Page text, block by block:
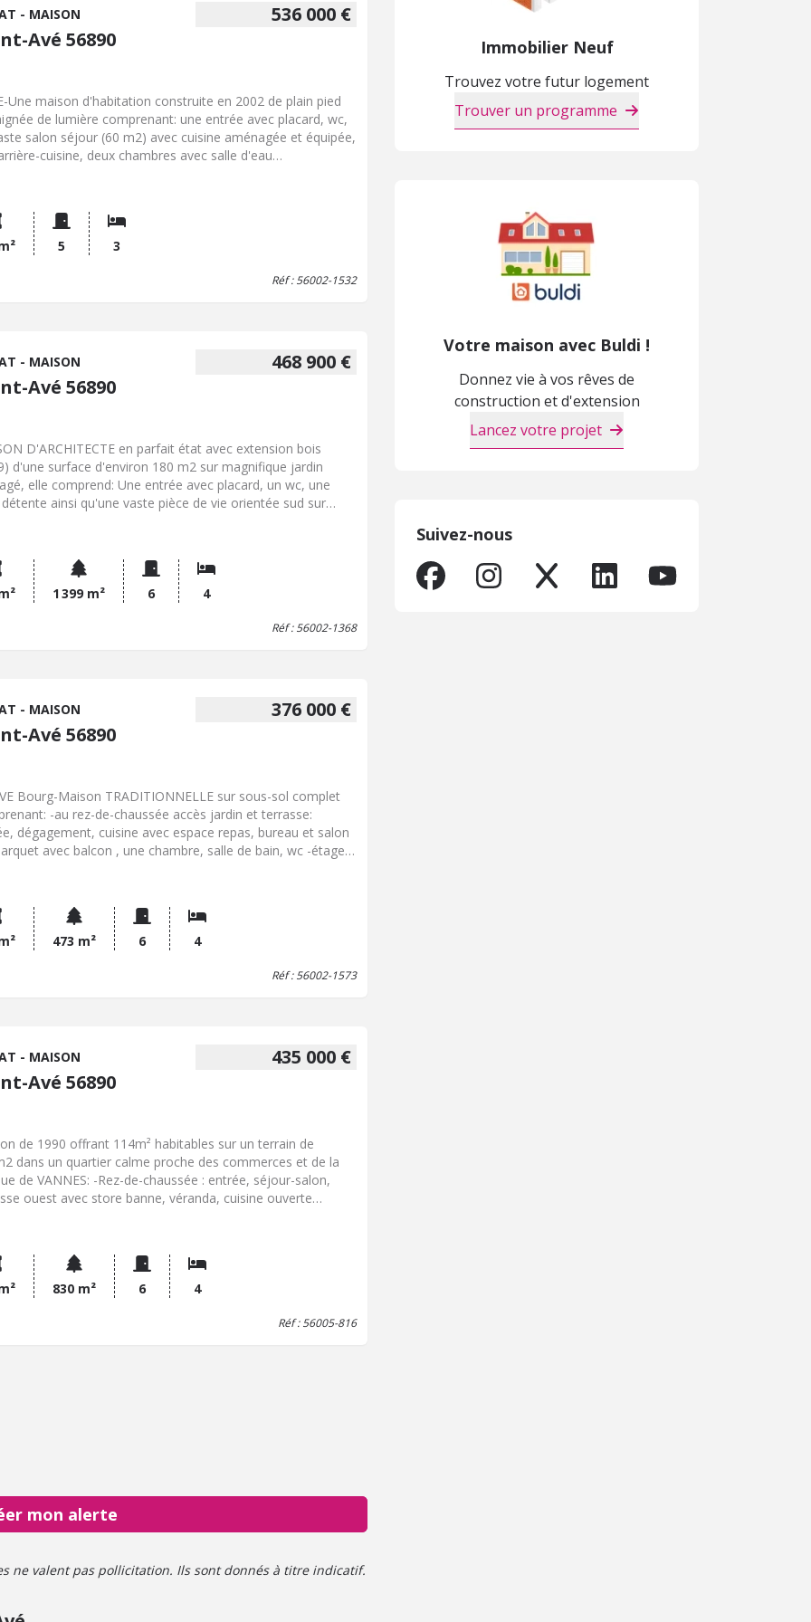
536 000 €
- MAISON
Avé 56890
Une maison d'habitation construite en 2002 de plain pied
de lumière comprenant: une entrée avec placard, wc,
salon séjour (60 m2) avec cuisine aménagée et équipée,
cuisine, deux chambres avec salle d'eau
paysagé ENVIRONNEMENT CALME ET VERDOYANT
5 3
Réf : 56002-1532
468 900 €
- MAISON
Avé 56890
D'ARCHITECTE en parfait état avec extension bois
d'une surface d'environ 180 m2 sur magnifique jardin
elle comprend: Une entrée avec placard, un wc, une
détente ainsi qu'une vaste pièce de vie orientée sud sur
,wc, vaste pièce détente et chambre En annexe: Garage et
Assainissement raccordé au tout-à-l'égoût COUP DE
1 399 m² 6 4
Réf : 56002-1368
376 000 €
- MAISON
Avé 56890
Bourg-Maison TRADITIONNELLE sur sous-sol complet
-au rez-de-chaussée accès jardin et terrasse:
dégagement, cuisine avec espace repas, bureau et salon
avec balcon , une chambre, salle de bain, wc -étage:
ET ECOLES A PIEDS
473 m² 6 4
Réf : 56002-1573
435 000 €
- MAISON
Avé 56890
de 1990 offrant 114m² habitables sur un terrain de
dans un quartier calme proche des commerces et de la
de VANNES: -Rez-de-chaussée : entrée, séjour-salon,
ouest avec store banne, véranda, cuisine ouverte
trois chambres, salle de bains, lingerie, wc. Préau attenant.
830 m² 6 4
Réf : 56005-816
mon alerte
ne valent pas pollicitation. Ils sont donnés à titre indicatif.
Immobilier Neuf
Trouvez votre futur logement
Trouver un programme
Votre maison avec Buldi !
Donnez vie à vos rêves de
construction et d'extension
Lancez votre projet
Suivez-nous